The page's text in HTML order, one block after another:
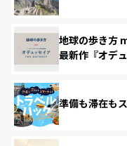
地球の歩き方
最新作『オデ
準備も滞在も